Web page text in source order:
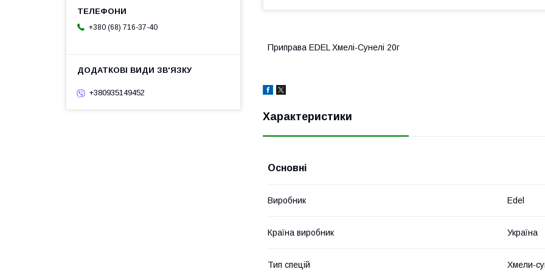
Приправа EDEL Хмелі-Сунелі 20г
Характеристики
Основні
Виробник Edel
Країна виробник Україна
Тип спецій Хмели-
+380 (68) 716-37-40
+380935149452